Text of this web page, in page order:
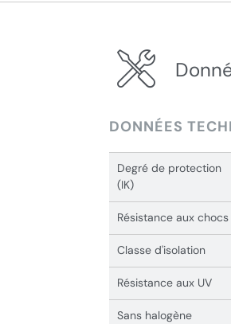
DONNÉES
Degré de protection
(IK)
Résistance aux chocs
Classe d'isolation
Résistance aux UV
Sans halogène